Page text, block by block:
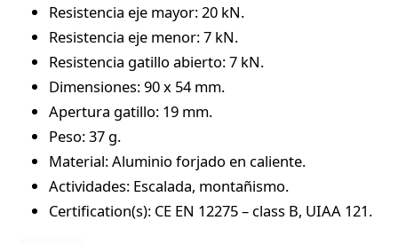
Resistencia eje mayor: 20 kN.
Resistencia eje menor: 7 kN.
Resistencia gatillo abierto: 7 kN.
Dimensiones: 90 x 54 mm.
Apertura gatillo: 19 mm.
Peso: 37 g.
Material: Aluminio forjado en caliente.
Actividades: Escalada, montañismo.
Certification(s): CE EN 12275 – class B, UIAA 121.